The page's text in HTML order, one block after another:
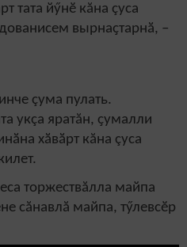
тата йӳнӗ кăна çуса
сем вырнаҫтарнӑ, –
çума пулать.
укçа яратăн, ҫумалли
хӑвӑрт кăна çуса
торжествăлла майпа
сăнавлă майпа, тӳлевсӗр